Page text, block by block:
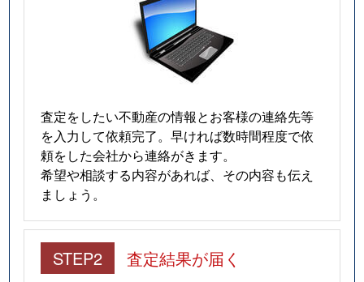
査定をしたい不動産の情報とお客様の連絡先等
を入力して依頼完了。早ければ数時間程度で依
頼をした会社から連絡がきます。
希望や相談する内容があれば、その内容も伝え
ましょう。
STEP2 査定結果が届く